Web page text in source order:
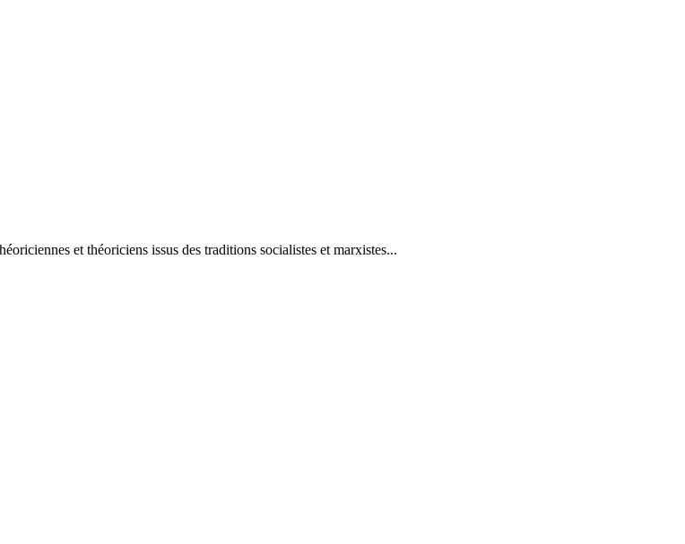
et théoriciens issus des traditions socialistes et marxistes...